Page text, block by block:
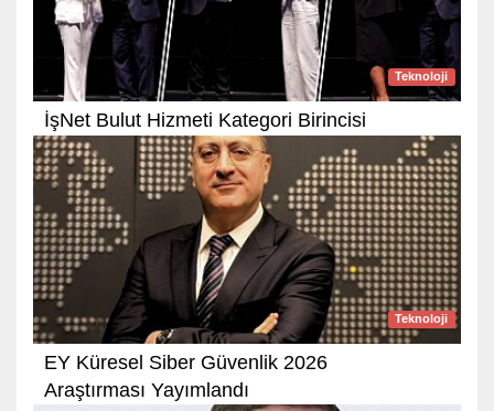
Teknoloji
İşNet Bulut Hizmeti Kategori Birincisi
Teknoloji
EY Küresel Siber Güvenlik 2026
Araştırması Yayımlandı